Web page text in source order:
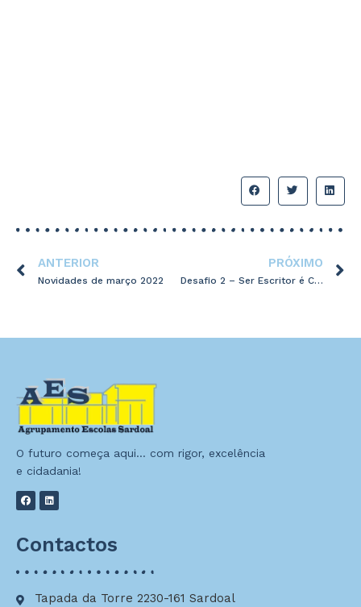
ANTERIOR
Novidades de março 2022
PRÓXIMO
Desafio 2 – Ser Escritor é Cool!
O futuro começa aqui… com rigor, excelência
e cidadania!
Contactos
Tapada da Torre 2230-161 Sardoal